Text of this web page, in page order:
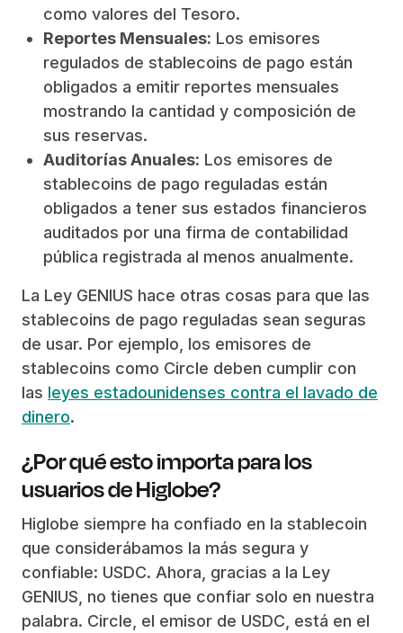
como valores del Tesoro.
Reportes Mensuales: Los emisores
regulados de stablecoins de pago están
obligados a emitir reportes mensuales
mostrando la cantidad y composición de
sus reservas.
Auditorías Anuales: Los emisores de
stablecoins de pago reguladas están
obligados a tener sus estados financieros
auditados por una firma de contabilidad
pública registrada al menos anualmente.
La Ley GENIUS hace otras cosas para que las
stablecoins de pago reguladas sean seguras
de usar. Por ejemplo, los emisores de
stablecoins como Circle deben cumplir con
las leyes estadounidenses contra el lavado de
dinero.
¿Por qué esto importa para los
usuarios de Higlobe?
Higlobe siempre ha confiado en la stablecoin
que considerábamos la más segura y
confiable: USDC. Ahora, gracias a la Ley
GENIUS, no tienes que confiar solo en nuestra
palabra. Circle, el emisor de USDC, está en el